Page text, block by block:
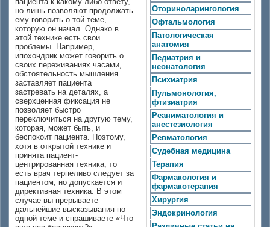
но лишь позволяют продолжать
ему говорить о той теме,
которую он начал. Однако в
этой технике есть свои
проблемы. Например,
ипохондрик может говорить о
своих переживаниях часами,
обстоятельность мышления
заставляет пациента
застревать на деталях, а
сверхценная фиксация не
позволяет быстро
переключиться на другую тему,
которая, может быть, и
беспокоит пациента. Поэтому,
хотя в открытой технике и
принята пациент-
центрированная техника, то
есть врач терпеливо следует за
пациентом, но допускается и
директивная техника. В этом
случае вы прерываете
дальнейшие высказывания по
одной теме и спрашиваете «Что
Оториноларингология
Офтальмология
Патологическая
анатомия
Педиатрия и
неонатология
Психиатрия
Пульмонология,
фтизиатрия
Реаниматология и
анестезиология
Ревматология
Судебная медицина
Терапия
Фармакология и
фармакотерапия
Хирургия
Эндокринология